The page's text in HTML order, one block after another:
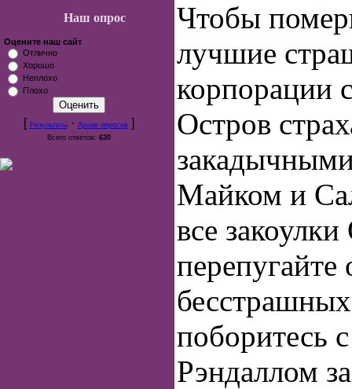
Наш опрос
Оцените наш сайт
Отлично
Хорошо
Неплохо
Плохо
[ Результаты· Архив опросов]
Всего ответов: 630
Чтобы
лучшие
корпорации
Остров
Майком и
все
перепугайте
поборитесь
Рэндаллом